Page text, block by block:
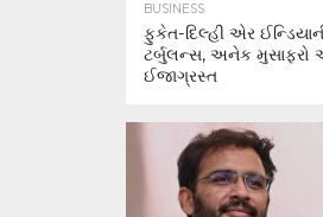
BUSINESS
ફુકેત-દિલ્હી એર
ટર્બુલન્સ, અનેક
ઈજાગ્રસ્ત